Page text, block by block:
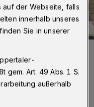
auf der Webseite, falls
innerhalb unseres
Sie in unserer
gem. Art. 49 Abs. 1 S.
außerhalb